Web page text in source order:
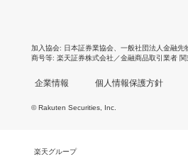
加入協会 日本証券業協会 一般社団法人金融先
商号等 楽天証券株式会社／金融商品取引業者
企業情報 個人情報保護方針
© Rakuten Securities, Inc.
楽天グループ